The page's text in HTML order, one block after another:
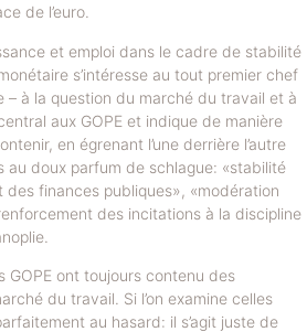
de l’euro.
et emploi dans le cadre de stabilité
s’intéresse au tout premier chef
– à la question du marché du travail et à
aux GOPE et indique de manière
en égrenant l’une derrière l’autre
au doux parfum de schlague: «stabilité
des finances publiques», «modération
des incitations à la discipline
GOPE ont toujours contenu des
du travail. Si l’on examine celles
au hasard: il s’agit juste de